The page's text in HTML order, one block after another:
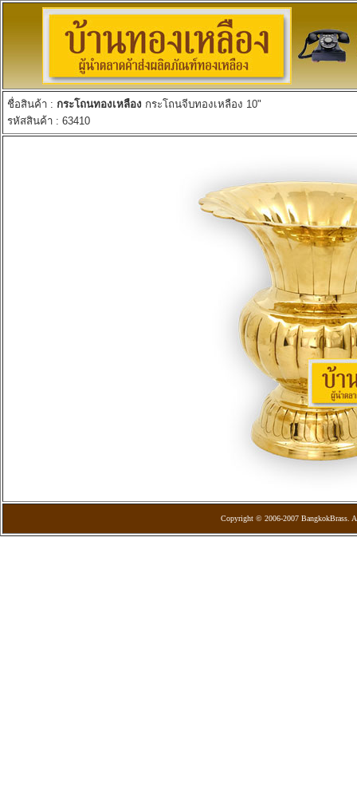
ชื่อสินค้า : กระโถนทองเหลือง กระโถนจีบทองเหลือง 10"
รหัสสินค้า : 63410
Copyright © 2006-2007 BangkokBrass.